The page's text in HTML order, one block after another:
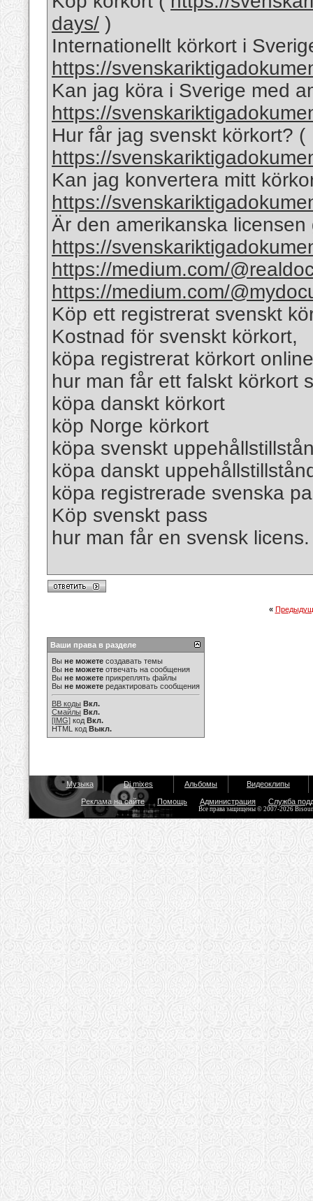
days/ )
Internationellt körkort i
https://
Kan jag köra i Sverige med
https://
Hur får jag svenskt körkort? (
https://
Kan jag konvertera mitt
https://
Är den amerikanska
https://
https://medium.com/
https://medium.com/
Köp ett registrerat svenskt
Kostnad för svenskt körkort,
köpa registrerat körkort
hur man får ett falskt körkort
köpa danskt körkort
köp Norge körkort
köpa svenskt
köpa danskt
köpa registrerade svenska
Köp svenskt pass
hur man får en svensk licens.
«
Ваши права в разделе
Вы не можете создавать темы
Вы не можете отвечать на сообщения
Вы не можете прикреплять файлы
Вы не можете редактировать сообщения
BB коды Вкл.
Смайлы Вкл.
[IMG] код Вкл.
HTML код Выкл.
Музыка Dj mixes Альбомы Видеоклипы
Реклама на сайте Помощь Администрация Служба
Все права защищены © 2007-2026